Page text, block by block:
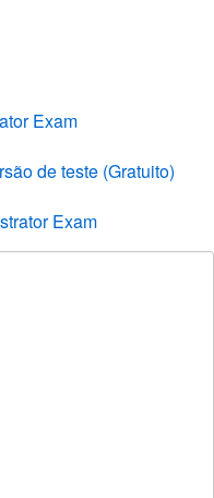
Exam
de teste (Gratuito)
Exam